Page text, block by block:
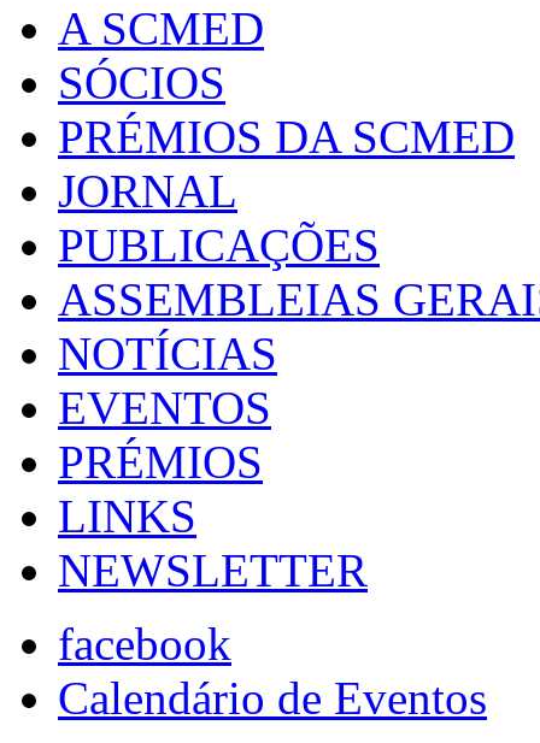
A SCMED
SÓCIOS
PRÉMIOS DA SCMED
JORNAL
PUBLICAÇÕES
ASSEMBLEIAS
NOTÍCIAS
EVENTOS
PRÉMIOS
LINKS
NEWSLETTER
facebook
Calendário de Eventos